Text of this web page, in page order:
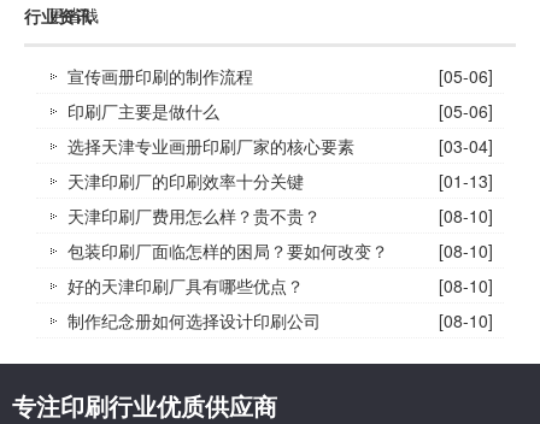
更省钱
行业资讯
宣传画册印刷的制作流程
[05-06]
印刷厂主要是做什么
[05-06]
选择天津专业画册印刷厂家的核心要素
[03-04]
天津印刷厂的印刷效率十分关键
[01-13]
天津印刷厂费用怎么样？贵不贵？
[08-10]
包装印刷厂面临怎样的困局？要如何改变？
[08-10]
好的天津印刷厂具有哪些优点？
[08-10]
制作纪念册如何选择设计印刷公司
[08-10]
专注印刷行业优质供应商